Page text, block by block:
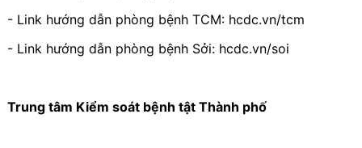
- Link hướng dẫn phòng bệnh TCM: hcdc.vn/tcm
- Link hướng dẫn phòng bệnh Sởi: hcdc.vn/soi
Trung tâm Kiểm soát bệnh tật Thành phố